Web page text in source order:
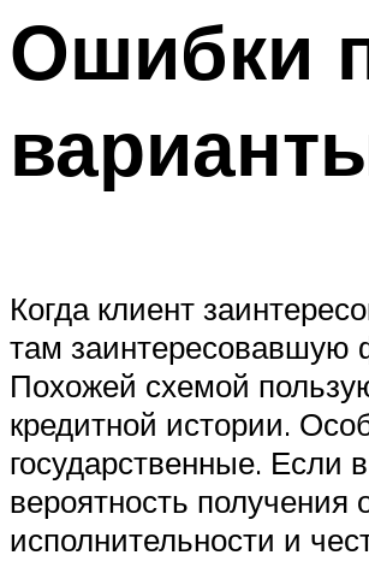
Ошибки
Когда клиент
там заинтересовавшую
Похожей схемой
кредитной истории.
государственные.
вероятность получения
исполнительности и